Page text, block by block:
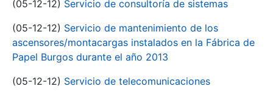
(05-12-12) Servicio de consultoría de sistemas
(05-12-12) Servicio de mantenimiento de los
ascensores/montacargas instalados en la Fábrica de
Papel Burgos durante el año 2013
(05-12-12) Servicio de telecomunicaciones